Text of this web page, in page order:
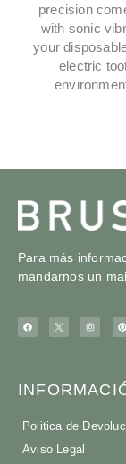
precision
with sonic
your
electric
Para más
mandarnos un
Politica de
Aviso Legal